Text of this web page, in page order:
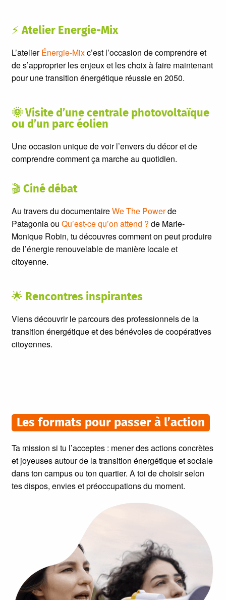
⚡Atelier Energie-Mix
L’atelierÉnergie-Mixc’est l’occasion de comprendre et
de s’approprier les enjeux et les choix à faire maintenant
pour une transition énergétique réussie en 2050.
🌞 Visite d’une centrale photovoltaïque
ou d’un parc éolien
Une occasion unique de voir l’envers du décor et de
comprendre comment ça marche au quotidien.
🎬Ciné débat
Au travers du documentaireWe The Powerde
Patagonia ouQu’est-ce qu’on attend ? de Marie-
Monique Robin, tu découvres comment on peut produire
de l’énergie renouvelable de manière locale et
citoyenne.
🌟 Rencontres inspirantes
Viens découvrir le parcours des professionnels de la
transition énergétique et des bénévoles de coopératives
citoyennes.
Les formats pour passer à l’action
Ta mission si tu l’acceptes : mener des actions concrètes
et joyeuses autour de la transition énergétique et sociale
dans ton campus ou ton quartier. A toi de choisir selon
tes dispos, envies et préoccupations du moment.